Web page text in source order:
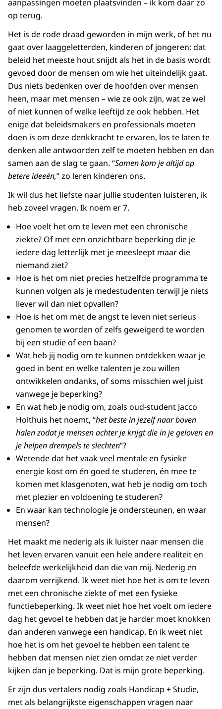
aanpassingen moeten plaatsvinden – ik kom daar zo
op terug.
Het is de rode draad geworden in mijn werk, of het nu
gaat over laaggeletterden, kinderen of jongeren: dat
beleid het meeste hout snijdt als het in de basis wordt
gevoed door de mensen om wie het uiteindelijk gaat.
Dus niets bedenken over de hoofden over mensen
heen, maar met mensen – wie ze ook zijn, wat ze wel
of niet kunnen of welke leeftijd ze ook hebben. Het
enige dat beleidsmakers en professionals moeten
doen is om deze denkkracht te ervaren, los te laten te
denken alle antwoorden zelf te moeten hebben en dan
samen aan de slag te gaan. “Samen kom je altijd op
betere ideeën,” zo leren kinderen ons.
Ik wil dus het liefste naar jullie studenten luisteren, ik
heb zoveel vragen. Ik noem er 7.
Hoe voelt het om te leven met een chronische
ziekte? Of met een onzichtbare beperking die je
iedere dag letterlijk met je meesleept maar die
niemand ziet?
Hoe is het om niet precies hetzelfde programma te
kunnen volgen als je medestudenten terwijl je niets
liever wil dan niet opvallen?
Hoe is het om met de angst te leven niet serieus
genomen te worden of zelfs geweigerd te worden
bij een studie of een baan?
Wat heb jij nodig om te kunnen ontdekken waar je
goed in bent en welke talenten je zou willen
ontwikkelen ondanks, of soms misschien wel juist
vanwege je beperking?
En wat heb je nodig om, zoals oud-student Jacco
Holthuis het noemt, “het beste in jezelf naar boven
halen zodat je mensen achter je krijgt die in je geloven en
je helpen drempels te slechten”?
Wetende dat het vaak veel mentale en fysieke
energie kost om én goed te studeren, én mee te
komen met klasgenoten, wat heb je nodig om toch
met plezier en voldoening te studeren?
En waar kan technologie je ondersteunen, en waar
mensen?
Het maakt me nederig als ik luister naar mensen die
het leven ervaren vanuit een hele andere realiteit en
beleefde werkelijkheid dan die van mij. Nederig en
daarom verrijkend. Ik weet niet hoe het is om te leven
met een chronische ziekte of met een fysieke
functiebeperking. Ik weet niet hoe het voelt om iedere
dag het gevoel te hebben dat je harder moet knokken
dan anderen vanwege een handicap. En ik weet niet
hoe het is om het gevoel te hebben een talent te
hebben dat mensen niet zien omdat ze niet verder
kijken dan je beperking. Dat is mijn grote beperking.
Er zijn dus vertalers nodig zoals Handicap + Studie,
met als belangrijkste eigenschappen vragen naar